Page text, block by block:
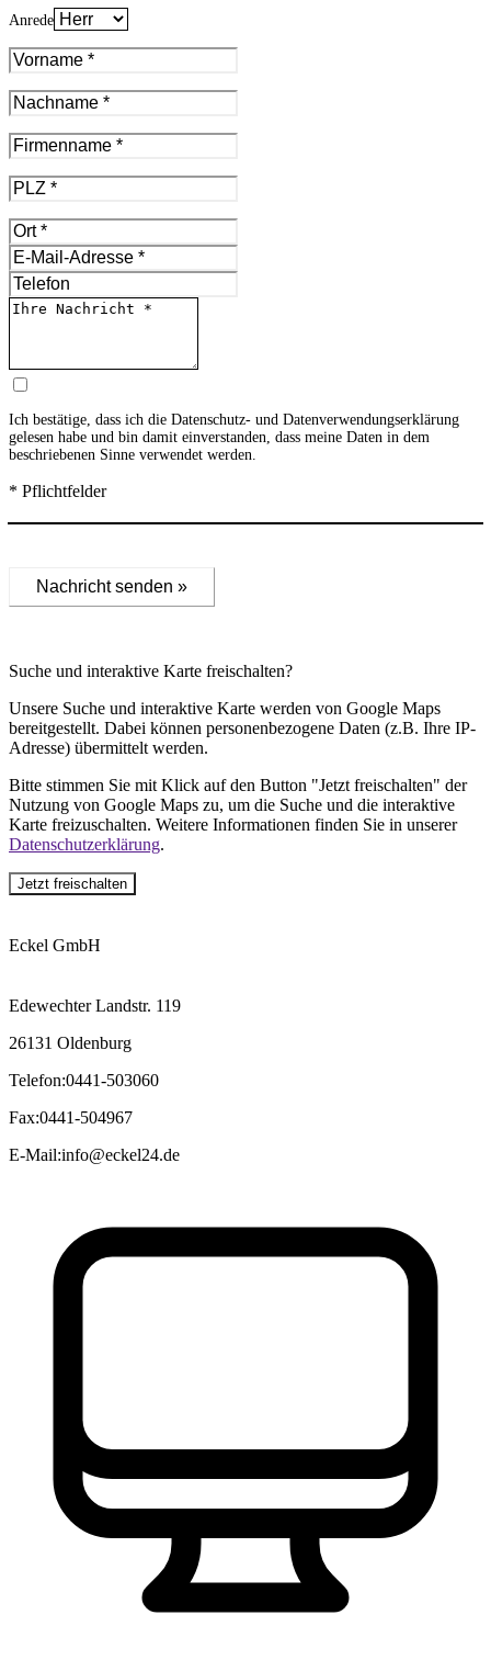
Anrede
Ich bestätige, dass ich die Datenschutz- und Datenverwendungserklärung
gelesen habe und bin damit einverstanden, dass meine Daten in dem
beschriebenen Sinne verwendet werden.
* Pflichtfelder
Nachricht senden »
Suche und interaktive Karte freischalten?
Unsere Suche und interaktive Karte werden von Google Maps
bereitgestellt. Dabei können personenbezogene Daten (z.B. Ihre IP-
Adresse) übermittelt werden.
Bitte stimmen Sie mit Klick auf den Button "Jetzt freischalten" der
Nutzung von Google Maps zu, um die Suche und die interaktive
Karte freizuschalten. Weitere Informationen finden Sie in unserer
Datenschutzerklärung.
Jetzt freischalten
Eckel GmbH
Edewechter Landstr. 119
26131 Oldenburg
Telefon:0441-503060
Fax:0441-504967
E-Mail:info@eckel24.de